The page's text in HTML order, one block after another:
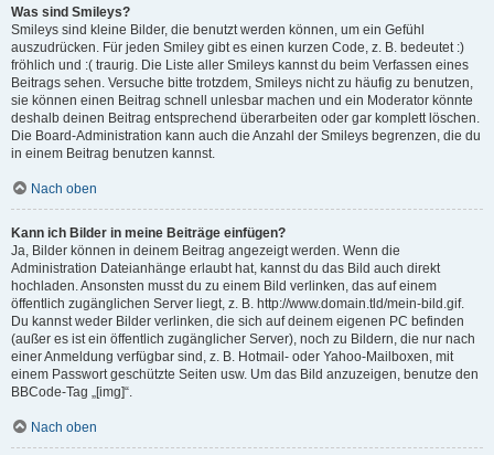
Was sind Smileys?
Smileys sind kleine Bilder, die benutzt werden können, um ein Gefühl
auszudrücken. Für jeden Smiley gibt es einen kurzen Code, z. B. bedeutet :)
fröhlich und :( traurig. Die Liste aller Smileys kannst du beim Verfassen eines
Beitrags sehen. Versuche bitte trotzdem, Smileys nicht zu häufig zu benutzen,
sie können einen Beitrag schnell unlesbar machen und ein Moderator könnte
deshalb deinen Beitrag entsprechend überarbeiten oder gar komplett löschen.
Die Board-Administration kann auch die Anzahl der Smileys begrenzen, die du
in einem Beitrag benutzen kannst.
Nach oben
Kann ich Bilder in meine Beiträge einfügen?
Ja, Bilder können in deinem Beitrag angezeigt werden. Wenn die
Administration Dateianhänge erlaubt hat, kannst du das Bild auch direkt
hochladen. Ansonsten musst du zu einem Bild verlinken, das auf einem
öffentlich zugänglichen Server liegt, z. B. http://www.domain.tld/mein-bild.gif.
Du kannst weder Bilder verlinken, die sich auf deinem eigenen PC befinden
(außer es ist ein öffentlich zugänglicher Server), noch zu Bildern, die nur nach
einer Anmeldung verfügbar sind, z. B. Hotmail- oder Yahoo-Mailboxen, mit
einem Passwort geschützte Seiten usw. Um das Bild anzuzeigen, benutze den
BBCode-Tag „[img]“.
Nach oben